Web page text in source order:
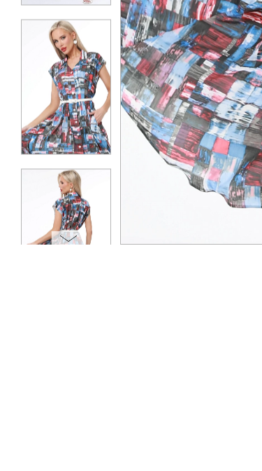
ОПТОВЫМ ПОКУПАТЕЛЯМ
РОЗНИЧНЫМ ПОКУПАТЕЛЯМ
ДОСТАВКА
ОПЛАТА
ТАБЛИЦА РАЗМЕРОВ